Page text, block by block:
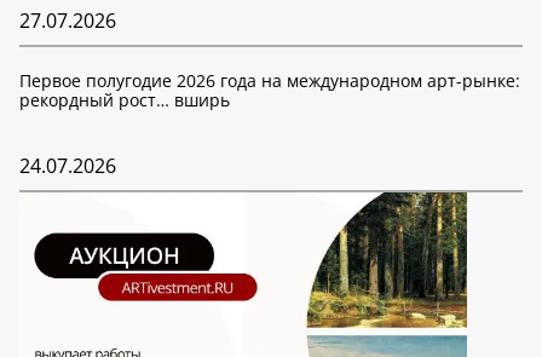
27.07.2026
Первое полугодие 2026 года на международном арт-рынке:
рекордный рост… вширь
24.07.2026